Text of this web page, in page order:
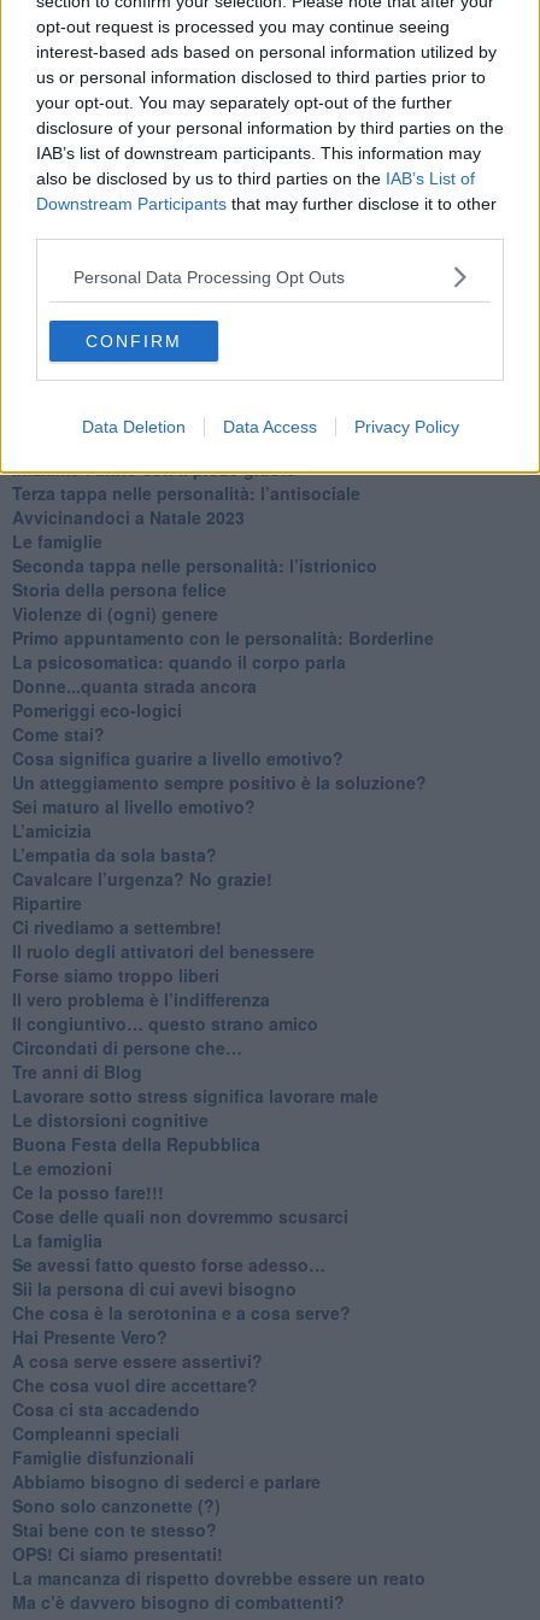
opt-out request is processed you may continue seeing
interest-based ads based on personal information utilized by
us or personal information disclosed to third parties prior to
your opt-out. You may separately opt-out of the further
disclosure of your personal information by third parties on the
IAB’s list of downstream participants. This information may
also be disclosed by us to third parties on the IAB’s List of
Downstream Participants that may further disclose it to other
Personal Data Processing Opt Outs
CONFIRM
Data Deletion Data Access Privacy Policy
​Clima ballerino e sbalzi d’umore
La maternità
​L’uomo o l’orso?
Non hanno un amico a teatro​
​Tutta una questione di rispetto
​Cose che ci esauriscono
​Vespa che passione!
​Lasciate ai vostri figli il diritto di piangere
​Parole d’amore regalate al vento
​Giornata del Fiocchetto Lilla
​Venerdì emozionalmente sostenibile
Ma ti ascolti?
Contornati di persone che…
Quarta tappa nelle personalità: il narcisista
​Iniziamo l’anno con il piede giusto
​Terza tappa nelle personalità: l’antisociale
​Avvicinandoci a Natale 2023
Le famiglie
Seconda tappa nelle personalità: l’istrionico
​Storia della persona felice
Violenze di (ogni) genere
​Primo appuntamento con le personalità: Borderline
La psicosomatica: quando il corpo parla
Donne...quanta strada ancora
​Pomeriggi eco-logici
​Come stai?
Cosa significa guarire a livello emotivo?
​Un atteggiamento sempre positivo è la soluzione?
​Sei maturo al livello emotivo?
​L’amicizia
​L’empatia da sola basta?
​Cavalcare l’urgenza? No grazie!
Ripartire
​Ci rivediamo a settembre!
​Il ruolo degli attivatori del benessere
​Forse siamo troppo liberi
​Il vero problema è l’indifferenza
​Il congiuntivo… questo strano amico
​Circondati di persone che…
​Tre anni di Blog
​Lavorare sotto stress significa lavorare male
​Le distorsioni cognitive
​Buona Festa della Repubblica
Le emozioni
​Ce la posso fare!!!
​Cose delle quali non dovremmo scusarci
​La famiglia
​Se avessi fatto questo forse adesso…
​Sii la persona di cui avevi bisogno
Che cosa è la serotonina e a cosa serve?
​Hai Presente Vero?
A cosa serve essere assertivi?
​Che cosa vuol dire accettare?
​Cosa ci sta accadendo
​Compleanni speciali
​Famiglie disfunzionali
​Abbiamo bisogno di sederci e parlare
Sono solo canzonette (?)
​Stai bene con te stesso?
​OPS! Ci siamo presentati!
​La mancanza di rispetto dovrebbe essere un reato
​Ma c’è davvero bisogno di combattenti?